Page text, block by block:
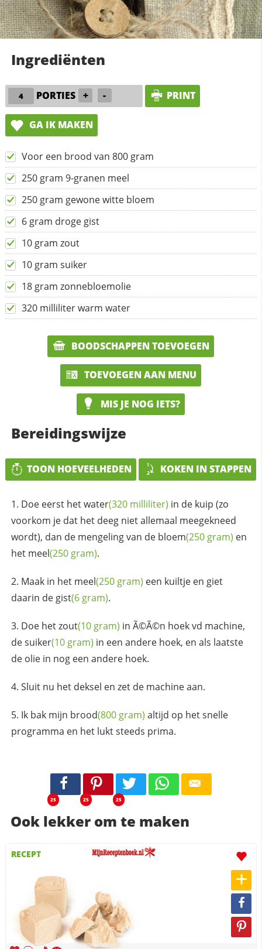
Ingrediënten
PORTIES + - PRINT
GA IK MAKEN
Voor een brood van 800 gram
250 gram 9-granen meel
250 gram gewone witte bloem
6 gram droge gist
10 gram zout
10 gram suiker
18 gram zonnebloemolie
320 milliliter warm water
BOODSCHAPPEN TOEVOEGEN
TOEVOEGEN AAN MENU
MIS JE NOG IETS?
Bereidingswijze
TOON HOEVEELHEDEN KOKEN IN STAPPEN
Doe eerst hetwater(320 milliliter) in de kuip (zo
voorkom je dat het deeg niet allemaal meegekneed
wordt), dan de mengeling van de bloem(250 gram) en
het meel(250 gram).
Maak in het meel(250 gram) een kuiltje en giet
daarin de gist(6 gram).
Doe hetzout(10 gram) in Ã©Ã©n hoek vd machine,
desuiker(10 gram) in een andere hoek, en als laatste
de olie in nog een andere hoek.
Sluit nu het deksel en zet de machine aan.
Ik bak mijn brood(800 gram) altijd op het snelle
programma en het lukt steeds prima.
25 25 25
Ook lekker om te maken
RECEPT